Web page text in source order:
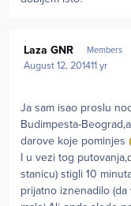
Laza GNR Members
August 12, 201411 yr
Ja sam isao proslu
Budimpesta-
darove koje pominjes
I u vezi tog
stanicu) stigli 10
prijatno iznenadilo